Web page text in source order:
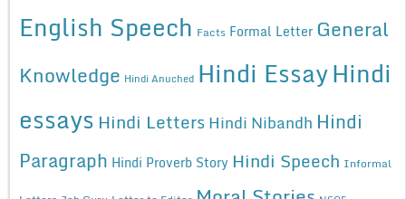
English Speech Facts Formal Letter General
Knowledge Hindi Anuched Hindi EssayHindi
essays Hindi Letters Hindi Nibandh Hindi
Paragraph Hindi Proverb Story Hindi Speech Informal